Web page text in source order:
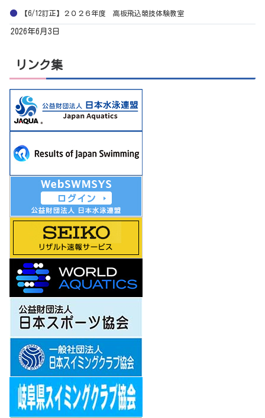
【6/12訂正】２０２６年度 高板飛込競技体験教室
2026年6月3日
リンク集